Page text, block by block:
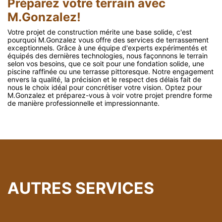
Préparez votre terrain avec
M.Gonzalez!
Votre projet de construction mérite une base solide, c'est
pourquoi M.Gonzalez vous offre des services de terrassement
exceptionnels. Grâce à une équipe d'experts expérimentés et
équipés des dernières technologies, nous façonnons le terrain
selon vos besoins, que ce soit pour une fondation solide, une
piscine raffinée ou une terrasse pittoresque. Notre engagement
envers la qualité, la précision et le respect des délais fait de
nous le choix idéal pour concrétiser votre vision. Optez pour
M.Gonzalez et préparez-vous à voir votre projet prendre forme
de manière professionnelle et impressionnante.
AUTRES SERVICES